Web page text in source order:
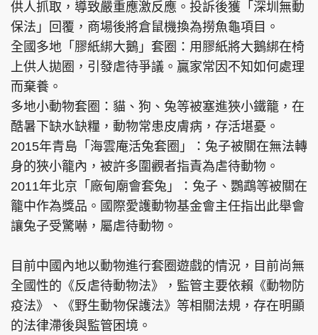
供人抓取，導致嚴重應激反應。投訴後獲「深圳無動
保法」回覆，商場後將倉鼠機換為撈魚龜項目。
全國多地「膠紙綁大鵝」套圈：用膠紙將大鵝綁在椅
上供人拋圈，引發虐待爭議。贏家常因不知如何處理
而棄養。
多地小動物套圈：貓、狗、兔等被塞進狹小鐵籠，在
酷暑下缺水缺糧，動物常患皮膚病，存活堪憂。
2015年青島「海雲庵活兔套圈」：兔子被關在無法轉
身的狹小籠內，被許多圍觀者指責為虐待動物。
2011年北京「廠甸廟會套兔」：兔子、鸚鵡等被關在
籠中作為獎品。國際愛護動物基金會主任指出此舉會
讓兔子受驚嚇，屬虐待動物。
目前中國內地以動物進行套圈遊戲的情況，目前尚無
全國性的《反虐待動物法》，監管主要依賴《動物防
疫法》、《野生動物保護法》等相關法規，存在明顯
的法律滯後與監管困境。